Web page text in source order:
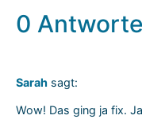
0
Sarah sagt:
Wow! Das ging ja fix.